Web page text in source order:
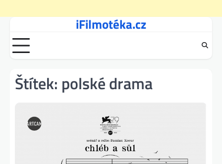
content
iFilmotéka.cz
Štítek: polské drama